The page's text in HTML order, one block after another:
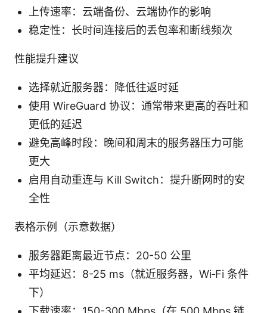
上传速率：云端备份、云端协作的影响
稳定性：长时间连接后的丢包率和断线频次
性能提升建议
选择就近服务器：降低往返时延
使用 WireGuard 协议：通常带来更高的吞吐和
更低的延迟
避免高峰时段：晚间和周末的服务器压力可能
更大
启用自动重连与 Kill Switch：提升断网时的安
全性
表格示例（示意数据）
服务器距离最近节点：20-50 公里
平均延迟：8-25 ms（就近服务器，Wi‑Fi 条件
下）